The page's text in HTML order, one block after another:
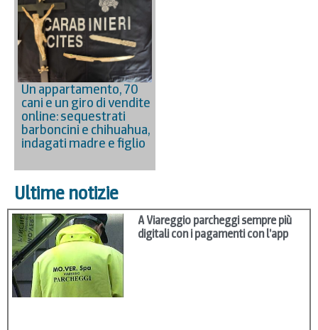
Un appartamento, 70
cani e un giro di vendite
online: sequestrati
barboncini e chihuahua,
indagati madre e figlio
Ultime notizie
A Viareggio parcheggi sempre più
digitali con i pagamenti con l’app